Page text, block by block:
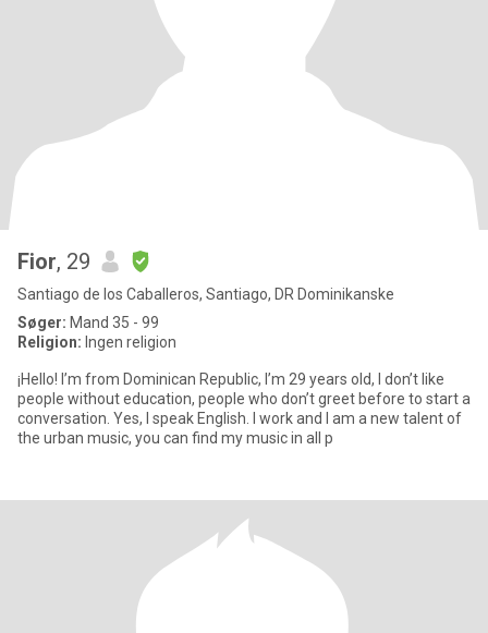
Fior, 29
Santiago de los Caballeros, Santiago, DR Dominikanske
Søger: Mand 35 - 99
Religion: Ingen religion
¡Hello! I’m from Dominican Republic, I’m 29 years old, I don’t like
people without education, people who don’t greet before to start a
conversation. Yes, I speak English. I work and I am a new talent of
the urban music, you can find my music in all p